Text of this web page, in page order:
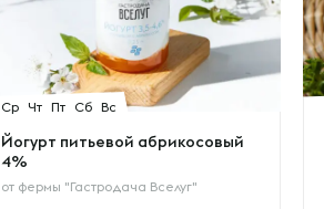
Ср Чт Пт Сб Вс
Йогурт питьевой абрикосовый
4%
от фермы "Гастродача Вселуг"